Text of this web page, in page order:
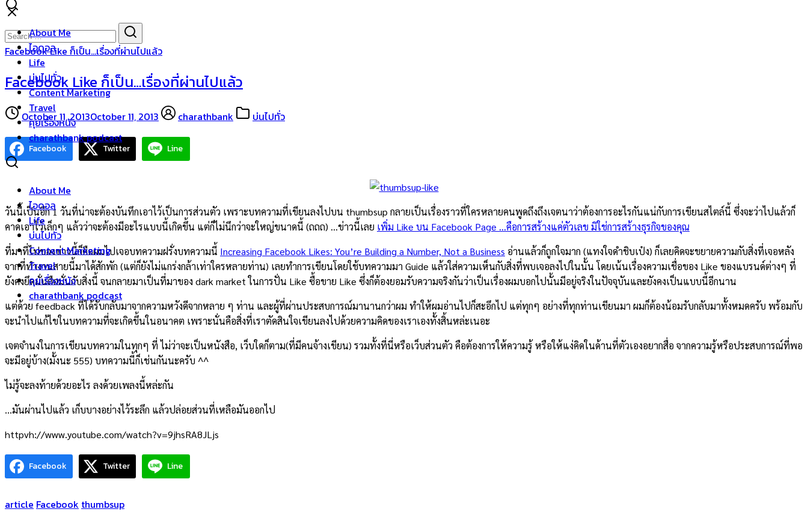
Skip
content
About Me
ไอดอล
Life
บ่นไปทั่ว
Content Marketing
Travel
คุยเรื่องหนัง
charathbank podcast
About Me
ไอดอล
Life
บ่นไปทั่ว
Content Marketing
Travel
คุยเรื่องหนัง
charathbank podcast
Search
for:
Facebook Like ก็เป็น…เรื่องที่ผ่านไปแล้ว
Facebook Like ก็เป็น…เรื่องที่ผ่านไปแล้ว
October 11, 2013October 11, 2013 charathbank บ่นไปทั่ว
Facebook Twitter Line
วันนี้เป็นอีก 1 วันที่น่าจะต้องบันทึกเอาไว้เป็นการส่วนตัว เพราะบทความที่เขียนลงไปบน thumbsup กลายเป็นเรื่องราวที่ใครหลายคนพูดถึงถึงเจตนาว่าต้องการอะไรกันแน่กับการเขียนสไตล์นี้ ซึ่งจะว่าไปแล้วก็
คาดเอาไว้เล็กๆ แล้วว่าจะต้องมีอะไรแบบนี้เกิดขึ้น แต่ก็ไม่นึกว่าจะใหญ่ขนาดนี้ (ถถถ) …ข่าวนี้เลย เพิ่ม Like บน Facebook Page …คือการสร้างแค่ตัวเลข มิใช่การสร้างธุรกิจของคุณ
ที่มาที่ไปของข่าวนี้ก็คือผมไปเจอบทความฝรั่งบทความนี้ Increasing Facebook Likes: You’re Building a Number, Not a Business อ่านแล้วก็ถูกใจมาก (แทงใจดำชิบเป๋ง) ก็เลยคิดจะขยายความกับสิ่งที่เจอหลัง
จากที่ทำงานสายนี้มาได้สักพัก (แต่ก็ยังไม่แกร่งกล้าเท่าใครหลายท่าน) เลยทำการเขียนโดยใช้บทความมา Guide แล้วใส่ความเห็นกับสิ่งที่พบเจอลงไปในนั้น โดยเน้นเรื่องความเชื่อของ Like ของแบรนด์ต่างๆ ที่
ยังคงยึดมั่นถือมั่นกับสิ่งนี้ จนกลายมาเป็นที่มาของ dark market ในการปั่น Like ซื้อขาย Like ซึ่งก็ต้องยอมรับความจริงกันว่าเป็นเรื่องผมบอกไปนั้นมีอยู่จริงในปัจจุบันและยังคงเป็นแบบนี้อีกนาน
แต่ด้วย feedback ที่ได้รับกลับมาจากความหวังดีจากหลาย ๆ ท่าน และผู้ที่ผ่านประสบการณ์มานานกว่าผม ทำให้ผมอ่านไปก็สะอึกไป แต่ทุกๆ อย่างที่ทุกท่านเขียนมา ผมก็ต้องน้อมรับกลับมาทั้งหมดครับ พร้อมกับ
จะนำไปแก้ไขในบทความที่จะเกิดขึ้นในอนาคต เพราะนั่นคือสิ่งที่เราตัดสินใจเขียนลงไปด้วยความคิดของเราเองทั้งสิ้นหล่ะเนอะ
เจตจำนงในการเขียนบทความในทุกๆ ที่ ไม่ว่าจะเป็นหนังสือ, เว็บใดก็ตาม(ที่มีคนจ้างเขียน) รวมทั้งที่นี่หรือเว็บส่วนตัว คือต้องการให้ความรู้ หรือให้แง่คิดในด้านที่ตัวเองอยากสื่อ จากความรู้หรือประสบการณ์ที่พอ
จะมีอยู่บ้าง(มั้งนะ 555) บทความนี้ก็เช่นกันนะครับ ^^
ไม่รู้จะลงท้ายด้วยอะไร ลงด้วยเพลงนี้หล่ะกัน
…มันผ่านไปแล้ว เก็บบางอย่างไว้ระลึก แล้วปล่อยส่วนที่เหลือมันออกไป
httpvh://www.youtube.com/watch?v=9jhsRA8JLjs
Facebook Twitter Line
article Facebook thumbsup